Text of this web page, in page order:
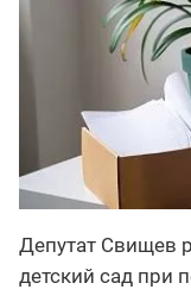
Депутат Свищев
детский сад при